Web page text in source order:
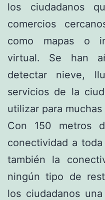
los ciudadanos
comercios
como mapas o
virtual. Se han
detectar nieve,
servicios de la
utilizar para muchas
Con 150 metros
conectividad a
también la
ningún tipo de
los ciudadanos